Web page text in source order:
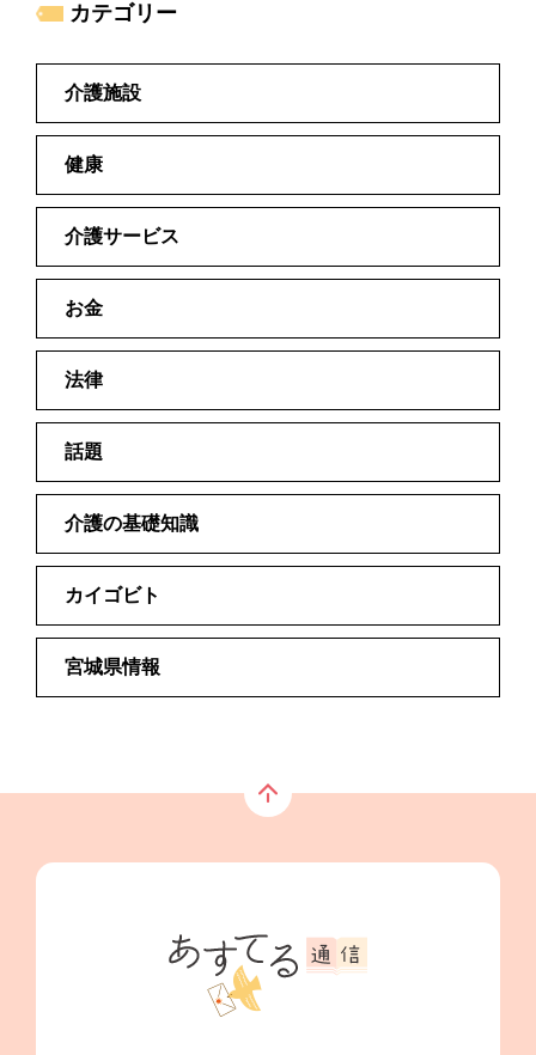
カテゴリー
介護施設
健康
介護サービス
お金
法律
話題
介護の基礎知識
カイゴビト
宮城県情報